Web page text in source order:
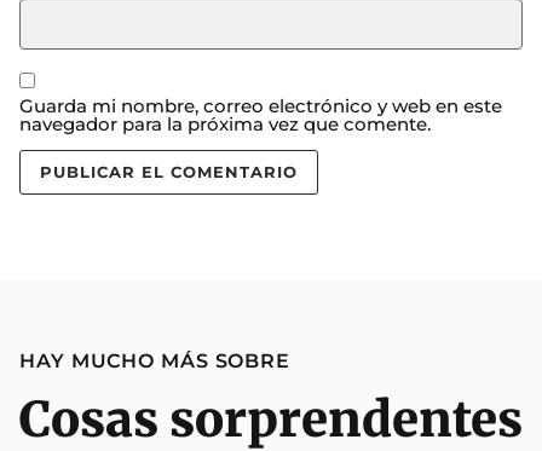
Guarda mi nombre, correo electrónico y web en este
navegador para la próxima vez que comente.
HAY MUCHO MÁS SOBRE
Cosas sorprendentes